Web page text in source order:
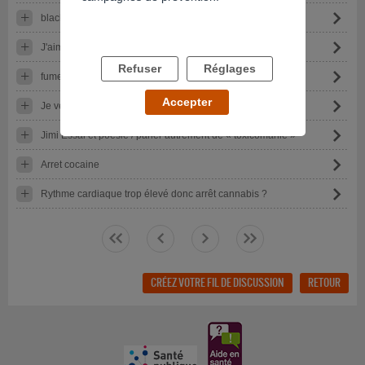
black out : coma leger?
J'aimerais arrêter le cannabis
fumeuse de cannabis depuis plus de 15 ans
Je veut arrêter la cocaine
Jimi Essai et poésie / parler autrement de « toxicomanie »
Arret cocaine
Rythme cardiaque trop élevé donc arrêt cannabis ?
<< < > >>
CRÉEZ VOTRE FIL DE DISCUSSION RETOUR
Refuser Réglages
Accepter